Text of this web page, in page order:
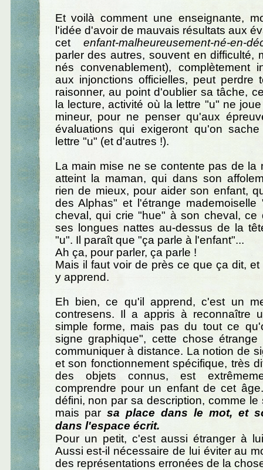
Et voilà comment une enseignante,
l'idée d'avoir de mauvais résultats aux
cet enfant-malheureusement-né-en-
parler des autres, souvent en difficulté,
nés convenablement), complètement
aux injonctions officielles, peut perdre
raisonner, au point d'oublier sa tâche,
la lecture, activité où la lettre "u" ne
mineur, pour ne penser qu'aux
évaluations qui exigeront qu'on
lettre "u" (et d'autres !).
La main mise ne se contente pas de la
atteint la maman, qui dans son
rien de mieux, pour aider son enfant,
des Alphas" et l'étrange mademoiselle
cheval, qui crie "hue" à son cheval, ce
ses longues nattes au-dessus de la
"u". Il paraît que "ça parle à l'enfant"...
Ah ça, pour parler, ça parle !
Mais il faut voir de près ce que ça dit,
y apprend.
Eh bien, ce qu'il apprend, c'est un
contresens. Il a appris à reconnaître
simple forme, mais pas du tout ce
signe graphique", cette chose
communiquer à distance. La notion de
et son fonctionnement spécifique, très
des objets connus, est
comprendre pour un enfant de cet
défini, non par sa description, comme le
mais parsa place dans le mot, et
dans l'espace écrit.
Pour un petit, c'est aussi étranger à
Aussi est-il nécessaire de lui éviter au
des représentations erronées de la